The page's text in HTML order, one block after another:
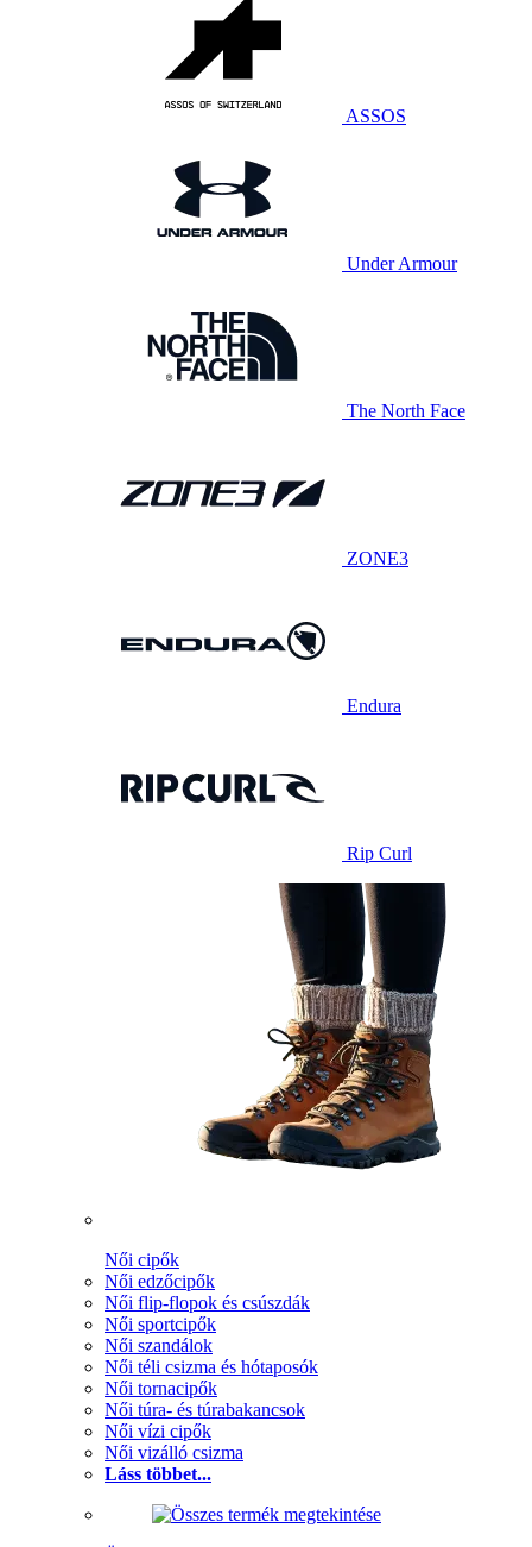
ASSOS
Under Armour
The North Face
ZONE3
Endura
Rip Curl
Női cipők
Női edzőcipők
Női flip-flopok és csúszdák
Női sportcipők
Női szandálok
Női téli csizma és hótaposók
Női tornacipők
Női túra- és túrabakancsok
Női vízi cipők
Női vizálló csizma
Láss többet...